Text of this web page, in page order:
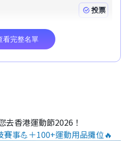
去香港運動節2026！
事💪＋100+運動用品攤位🔥